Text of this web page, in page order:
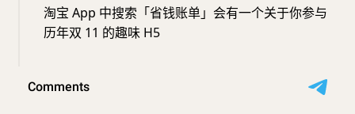
淘宝 App 中搜索「省钱账单」会有一个关于你参与
历年双 11 的趣味 H5